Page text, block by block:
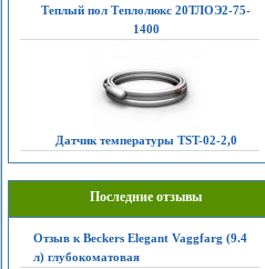
Теплый пол Теплолюкс 20ТЛОЭ2-75-
1400
Датчик температуры TST-02-2,0
Последние отзывы
Отзыв к Beckers Elegant Vaggfarg (9.4
л) глубокоматовая